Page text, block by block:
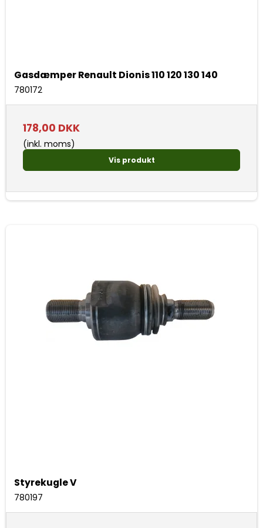
Gasdæmper Renault Dionis 110 120 130 140
780172
178,00 DKK
(inkl. moms)
Vis produkt
Styrekugle V
780197